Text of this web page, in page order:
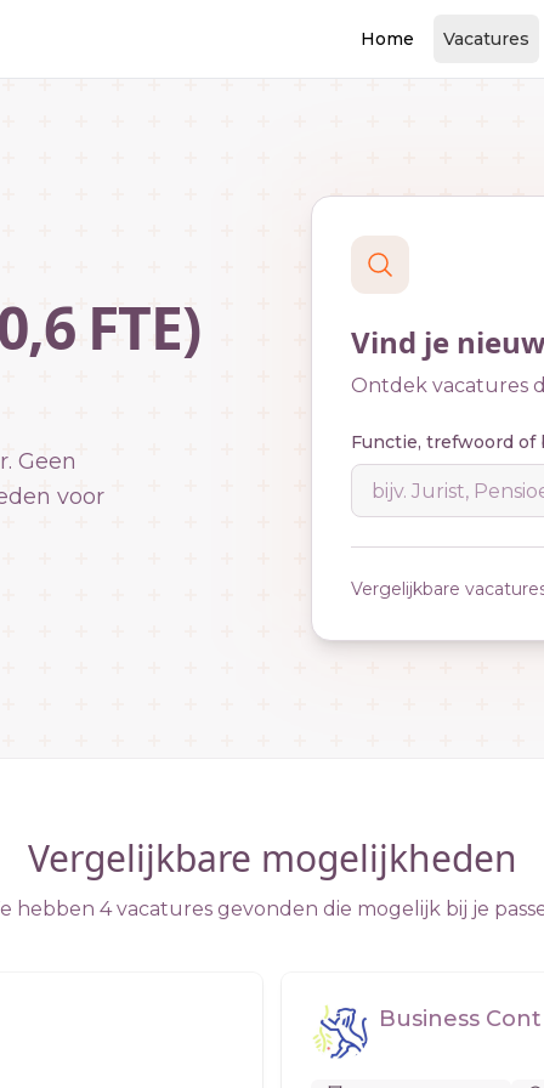
Home Vacatures
FTE)
Geen
voor
Vind je
Ontdek vacatures
Functie, trefwoord of
Vergelijkbare
Vergelijkbare mogelijkheden
hebben 4 vacatures gevonden die mogelijk bij je
Business